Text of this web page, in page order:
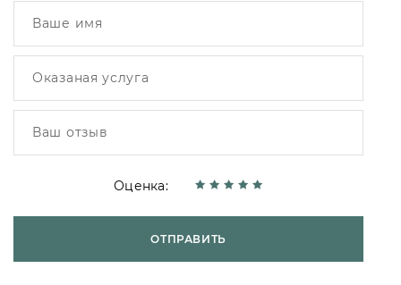
Оценка:
ОТПРАВИТЬ